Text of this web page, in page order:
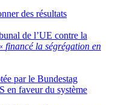
des résultats
de l’UE contre la
financé la ségrégation en
par le Bundestag
en faveur du système